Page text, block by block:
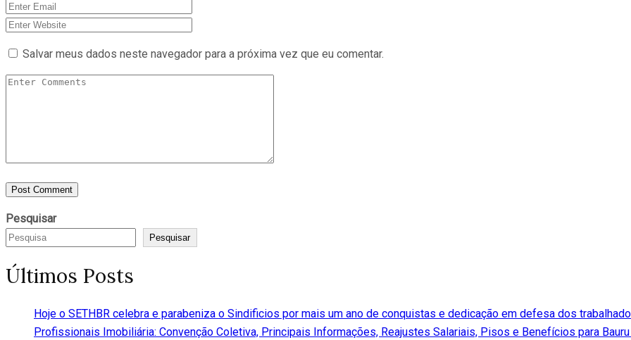
Salvar meus dados neste navegador para a próxima vez que eu comentar.
Pesquisar
Pesquisar
Últimos Posts
Hoje o SETHBR celebra e parabeniza o Sindificios por mais um ano de conquistas e dedicação em defesa dos
Profissionais Imobiliária: Convenção Coletiva, Principais Informações, Reajustes Salariais, Pisos e Benefícios para